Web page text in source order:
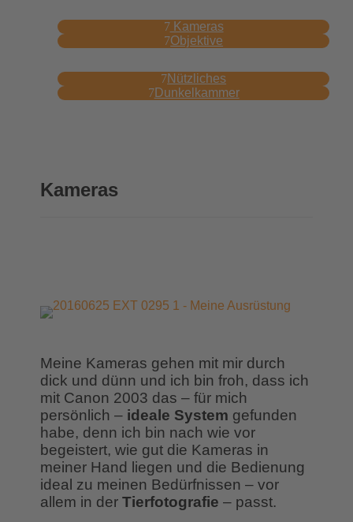
Kameras
Objektive
Nützliches
Dunkelkammer
Kameras
Meine Kameras gehen mit mir durch
dick und dünn und ich bin froh, dass ich
mit Canon 2003 das – für mich
persönlich – ideale System gefunden
habe, denn ich bin nach wie vor
begeistert, wie gut die Kameras in
meiner Hand liegen und die Bedienung
ideal zu meinen Bedürfnissen – vor
allem in derTierfotografie – passt.